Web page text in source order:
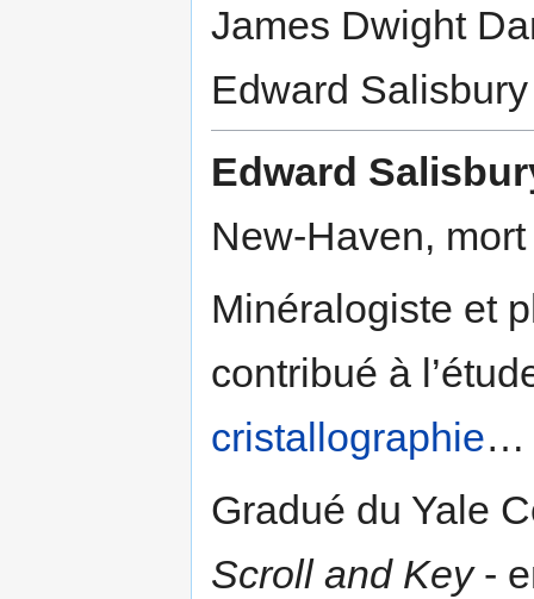
James Dwight
Edward
Edward
New-Haven,
Minéralogiste et
contribué à
cristallographie…
Gradué du Yale
Scroll and Key-